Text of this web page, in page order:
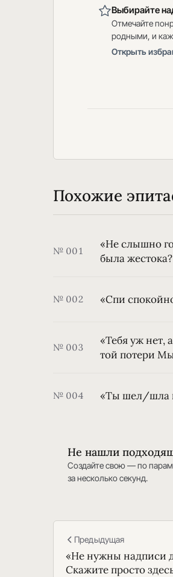
Выбирайте
Отмечайте
родными, и
Открыть
Похожие
№ 001
«Не слышно
была
№ 002 «Спи
№ 003
«Тебя уж нет,
той потери
№ 004 «Ты шел/шла
Не нашли
Создайте свою — по
за несколько секунд.
Предыдущая
«Не нужны надписи
Скажите просто